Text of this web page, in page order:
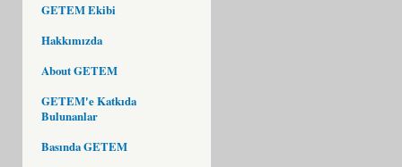
GETEM Ekibi
Hakkımızda
About GETEM
GETEM'e Katkıda
Bulunanlar
Basında GETEM